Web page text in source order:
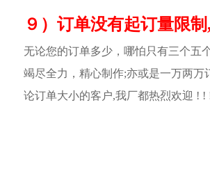
９）订单没有起订量限
无论您的订单多少，哪怕只有三个五
竭尽全力，精心制作;亦或是一万两万
论订单大小的客户,我厂都热烈欢迎 ! !